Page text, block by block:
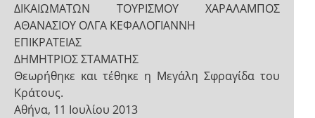
ΔΙΚΑΙΩΜΑΤΩΝ ΤΟΥΡΙΣΜΟΥ ΧΑΡΑΛΑΜΠΟΣ
ΑΘΑΝΑΣΙΟΥ ΟΛΓΑ ΚΕΦΑΛΟΓΙΑΝΝΗ
ΕΠΙΚΡΑΤΕΙΑΣ
ΔΗΜΗΤΡΙΟΣ ΣΤΑΜΑΤΗΣ
Θεωρήθηκε και τέθηκε η Μεγάλη Σφραγίδα του
Κράτους.
Αθήνα, 11 Ιουλίου 2013